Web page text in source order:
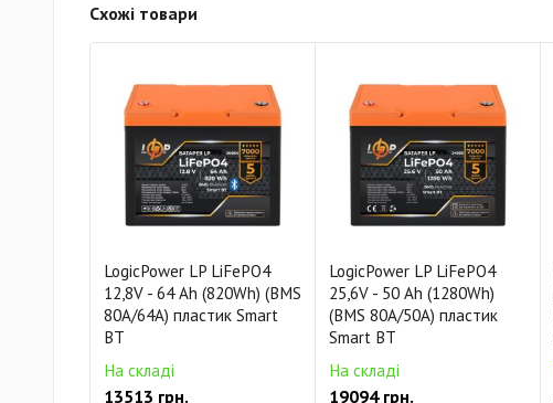
Схожі товари
LogicPower LP LiFePO4
12,8V - 64 Ah (820Wh) (BMS
80A/64А) пластик Smart
BT
На складі
13513 грн.
LogicPower LP LiFePO4
25,6V - 50 Ah (1280Wh)
(BMS 80A/50А) пластик
Smart BT
На складі
19094 грн.